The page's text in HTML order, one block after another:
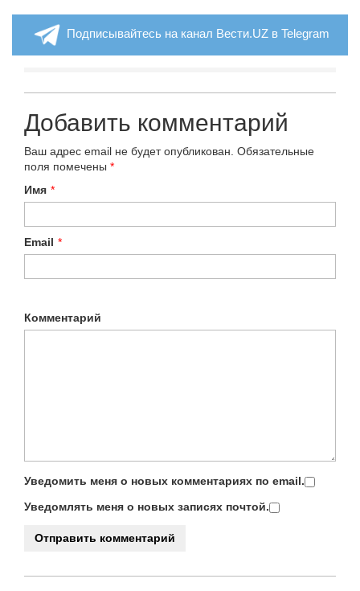
Подписывайтесь на канал Вести.UZ в Telegram
Добавить комментарий
Ваш адрес email не будет опубликован. Обязательные
поля помечены *
Имя *
Email *
Комментарий
Уведомить меня о новых комментариях по email.
Уведомлять меня о новых записях почтой.